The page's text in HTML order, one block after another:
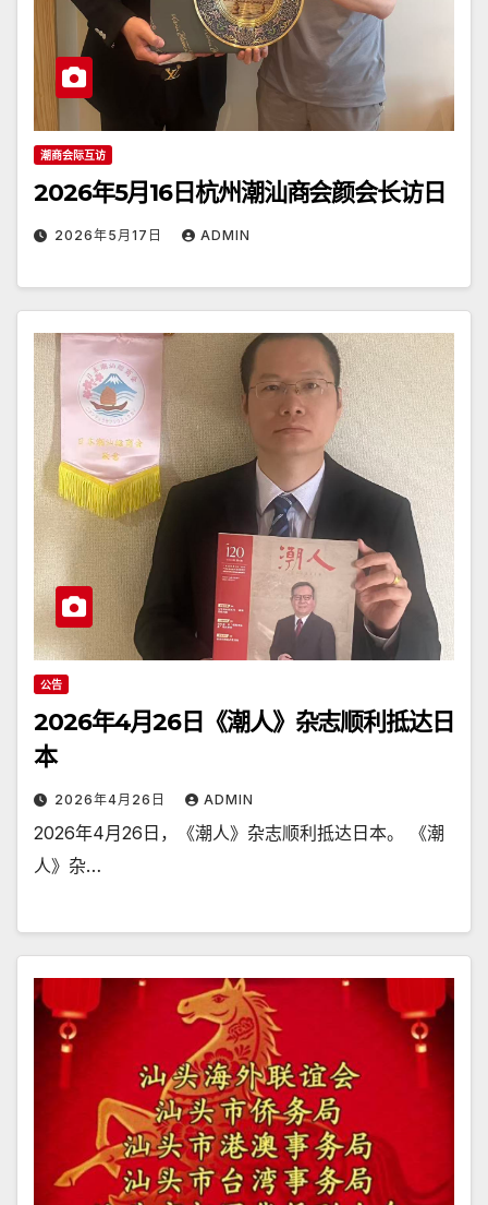
潮商会际互访
2026年5月16日杭州潮汕商会颜会长访日
2026年5月17日 ADMIN
公告
2026年4月26日《潮人》杂志顺利抵达日
本
2026年4月26日 ADMIN
2026年4月26日，《潮人》杂志顺利抵达日本。 《潮
人》杂…